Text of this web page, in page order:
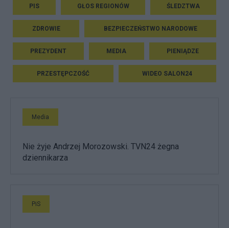
PIS GŁOS REGIONÓW ŚLEDZTWA
ZDROWIE BEZPIECZEŃSTWO NARODOWE
PREZYDENT MEDIA PIENIĄDZE
PRZESTĘPCZOŚĆ WIDEO SALON24
Media
Nie żyje Andrzej Morozowski. TVN24 żegna
dziennikarza
PiS